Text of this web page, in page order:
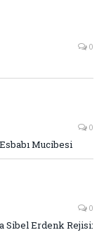
0
0
Mucibesi
0
Sibel Erdenk Rejisi: